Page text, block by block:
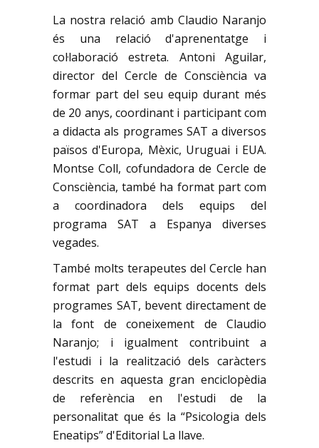
La nostra relació amb Claudio Naranjo
és una relació d'aprenentatge i
col·laboració estreta. Antoni Aguilar,
director del Cercle de Consciència va
formar part del seu equip durant més
de 20 anys, coordinant i participant com
a didacta als programes SAT a diversos
països d'Europa, Mèxic, Uruguai i EUA.
Montse Coll, cofundadora de Cercle de
Consciència, també ha format part com
a coordinadora dels equips del
programa SAT a Espanya diverses
vegades.
També molts terapeutes del Cercle han
format part dels equips docents dels
programes SAT, bevent directament de
la font de coneixement de Claudio
Naranjo; i igualment contribuint a
l'estudi i la realització dels caràcters
descrits en aquesta gran enciclopèdia
de referència en l'estudi de la
personalitat que és la “Psicologia dels
Eneatips” d'Editorial La llave.